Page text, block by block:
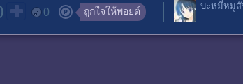
0 ถูกใจให้พอยต์ บะหมี่หมูสั